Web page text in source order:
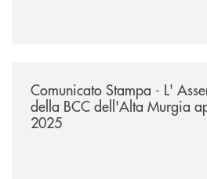
Comunicato Stampa - L'
della BCC dell'Alta Murgia
2025